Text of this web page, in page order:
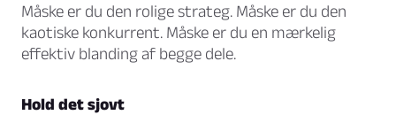
Måske er du den rolige strateg. Måske er du den
kaotiske konkurrent. Måske er du en mærkelig
effektiv blanding af begge dele.
Hold det sjovt